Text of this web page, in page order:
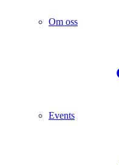
Om oss
Events